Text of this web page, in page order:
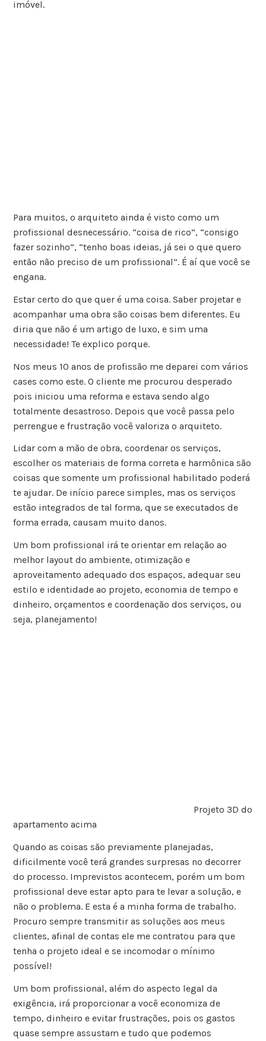
imóvel.
Para muitos, o arquiteto ainda é visto como um
profissional desnecessário. “coisa de rico”, “consigo
fazer sozinho”, “tenho boas ideias, já sei o que quero
então não preciso de um profissional”. É aí que você se
engana.
Estar certo do que quer é uma coisa. Saber projetar e
acompanhar uma obra são coisas bem diferentes. Eu
diria que não é um artigo de luxo, e sim uma
necessidade! Te explico porque.
Nos meus 10 anos de profissão me deparei com vários
cases como este. O cliente me procurou desperado
pois iniciou uma reforma e estava sendo algo
totalmente desastroso. Depois que você passa pelo
perrengue e frustração você valoriza o arquiteto.
Lidar com a mão de obra, coordenar os serviços,
escolher os materiais de forma correta e harmônica são
coisas que somente um profissional habilitado poderá
te ajudar. De início parece simples, mas os serviços
estão integrados de tal forma, que se executados de
forma errada, causam muito danos.
Um bom profissional irá te orientar em relação ao
melhor layout do ambiente, otimização e
aproveitamento adequado dos espaços, adequar seu
estilo e identidade ao projeto, economia de tempo e
dinheiro, orçamentos e coordenação dos serviços, ou
seja, planejamento!
Projeto 3D do
apartamento acima
Quando as coisas são previamente planejadas,
dificilmente você terá grandes surpresas no decorrer
do processo. Imprevistos acontecem, porém um bom
profissional deve estar apto para te levar a solução, e
não o problema. E esta é a minha forma de trabalho.
Procuro sempre transmitir as soluções aos meus
clientes, afinal de contas ele me contratou para que
tenha o projeto ideal e se incomodar o mínimo
possível!
Um bom profissional, além do aspecto legal da
exigência, irá proporcionar a você economiza de
tempo, dinheiro e evitar frustrações, pois os gastos
quase sempre assustam e tudo que podemos